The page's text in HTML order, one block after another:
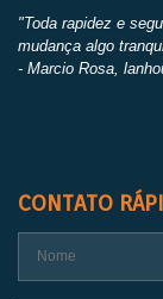
"Toda rapidez e
mudança algo
- Marcio Rosa,
CONTATO